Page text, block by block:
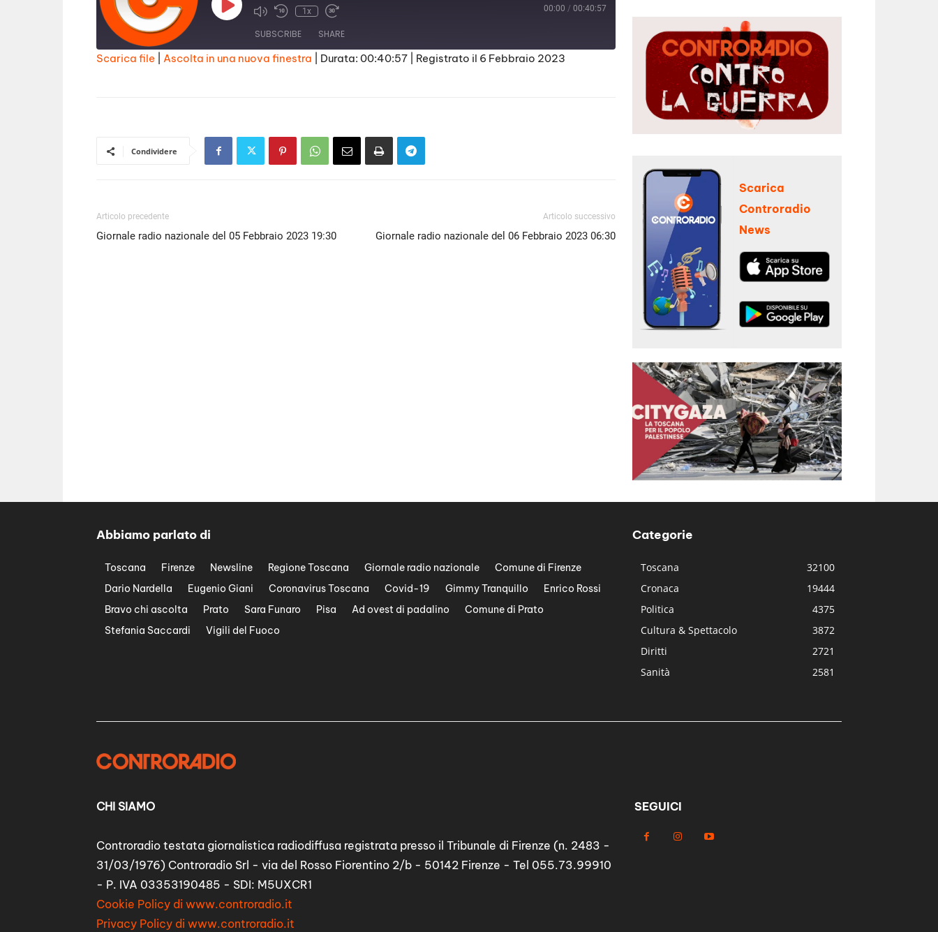
Play
Episode
1x 00:00 / 00:40:57
SUBSCRIBE SHARE
Scarica file Ascolta in una nuova finestra Durata: 00:40:57 Registrato il 6 Febbraio 2023
Condividere
Articolo precedente
Giornale radio nazionale del 05 Febbraio 2023 19:30
Articolo successivo
Giornale radio nazionale del 06 Febbraio 2023 06:30
Scarica
Controradio
News
Abbiamo parlato di
Toscana Firenze Newsline Regione Toscana Giornale radio nazionale
Comune di Firenze
Dario Nardella
Eugenio Giani Coronavirus Toscana Covid-19 Gimmy Tranquillo
Enrico Rossi
Bravo chi ascolta
Prato Sara Funaro Pisa Ad ovest di padalino
Comune di Prato
Stefania Saccardi
Vigili del Fuoco
Categorie
Toscana
32100
Cronaca
19444
Politica
4375
Cultura & Spettacolo
3872
Diritti
2721
Sanità
2581
CHI SIAMO
Controradio testata giornalistica radiodiffusa registrata presso il Tribunale di Firenze (n. 2483 -
31/03/1976) Controradio Srl - via del Rosso Fiorentino 2/b - 50142 Firenze - Tel 055.73.99910
- P. IVA 03353190485 - SDI: M5UXCR1
Cookie Policy di www.controradio.it
Privacy Policy di www.controradio.it
SEGUICI